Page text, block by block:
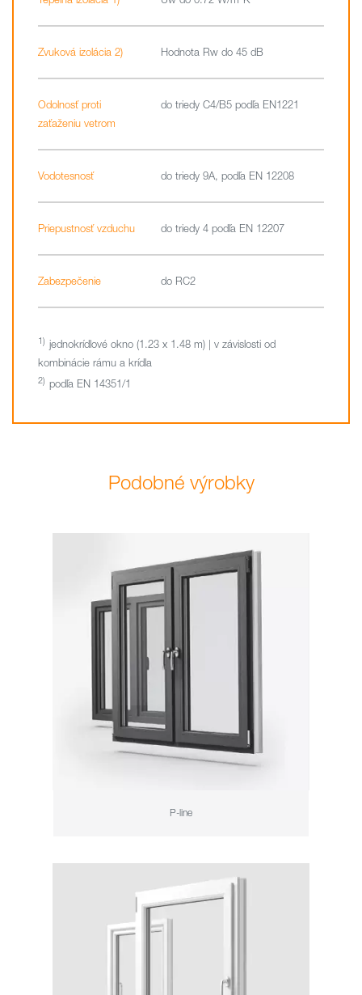
Zvuková izolácia 2) Hodnota Rw do 45 dB
Odolnosť proti
zaťaženiu vetrom
do triedy C4/B5 podľa EN1221
Vodotesnosť do triedy 9A, podľa EN 12208
Priepustnosť vzduchu do triedy 4 podľa EN 12207
Zabezpečenie do RC2
jednokrídlové okno (1.23 x 1.48 m) | v závislosti od
kombinácie rámu a krídla
podľa EN 14351/1
Podobné výrobky
P-line